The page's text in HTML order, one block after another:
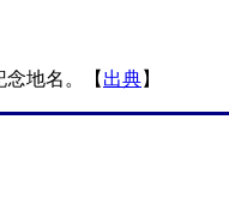
地名。【 出典】